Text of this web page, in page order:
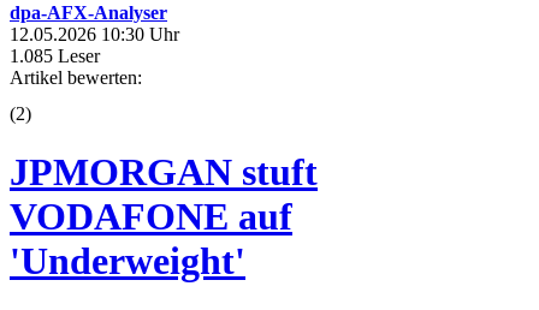
dpa-AFX-Analyser
12.05.2026 10:30 Uhr
1.085 Leser
Artikel bewerten:
(2)
JPMORGAN stuft
VODAFONE auf
'Underweight'